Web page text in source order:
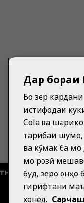
Дар бораи
Бо зер
истифодаи
Cola ва
таҷрибаи
ва кӯмак ба
мо розӣ
буд, зеро онҳо
гирифтани
хонед.